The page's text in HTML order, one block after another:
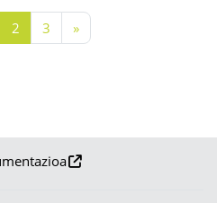
orria
orria
22. orria
33. orria
»Hurrengo orria